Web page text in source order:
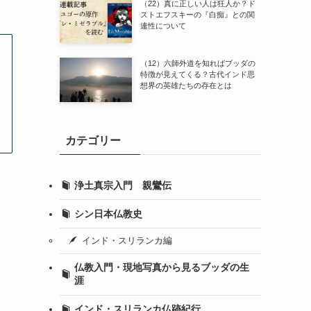
（22）真に正しい人は狂人か？ド
ストエフスキーの『白痴』との関
連性について
（12）六師外道を知ればブッダの
特徴が見えてくる？古代インド思
想界の英雄たちの存在とは
カテゴリー
浄土真宗入門 親鸞伝
シン日本仏教史
インド・スリランカ編
仏教入門・現地写真から見るブッダの生
涯